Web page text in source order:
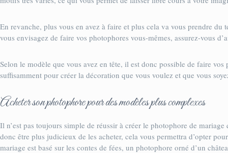
En revanche, plus vous en avez à faire et plus cela va vous prendre
vous envisagez de faire vos photophores vous-mêmes, assurez-vous
Selon le modèle que vous avez en tête, il est donc possible de faire
suffisamment pour créer la décoration que vous voulez et que vous
Acheter son photophore pour des modèles plus complexes
Il n’est pas toujours simple de réussir à créer le photophore de
donc être plus judicieux de les acheter, cela vous permettra d’opter
mariage est basé sur les contes de fées, un photophore orné d’un